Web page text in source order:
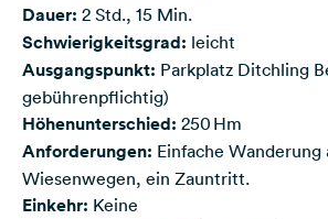
Dauer: 2 Std., 15 Min.
Schwierigkeitsgrad: leicht
Ausgangspunkt: Parkplatz Ditchling
gebührenpflichtig)
Höhenunterschied: 250 Hm
Anforderungen: Einfache Wanderung
Wiesenwegen, ein Zauntritt.
Einkehr: Keine